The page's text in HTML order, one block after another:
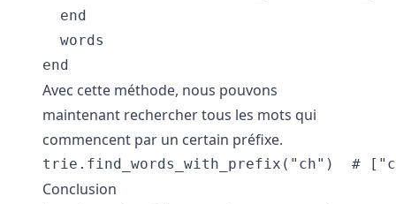
  end
  words
Avec cette méthode, nous pouvons
maintenant rechercher tous les mots qui
commencent par un certain préfixe.
Conclusion